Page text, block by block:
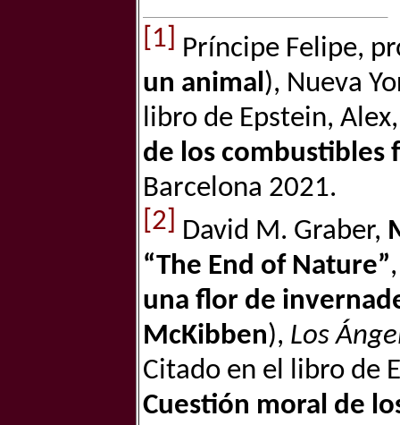
[1]
Príncipe Felipe,
un animal), Nueva
libro de Epstein,
de los combustibles
Barcelona 2021.
[2]
David M. Graber,
“The End of Nature”
una flor de
McKibben), Los
Citado en el libro de
Cuestión moral de